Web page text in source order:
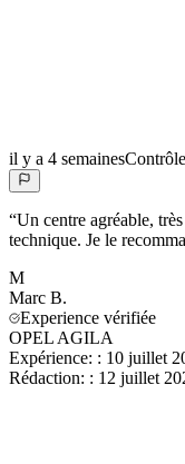
il y a 4 semaines
“Un centre agréable,
technique. Je le
M
Marc B.
Experience vérifiée
OPEL AGILA
Expérience: : 10 juillet
Rédaction: : 12 juillet